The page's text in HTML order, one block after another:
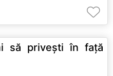
să priveşti în faţă